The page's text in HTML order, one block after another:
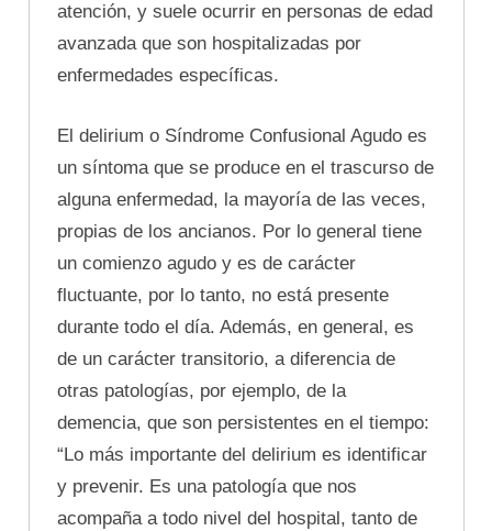
atención, y suele ocurrir en personas de edad
avanzada que son hospitalizadas por
enfermedades específicas.
El delirium o Síndrome Confusional Agudo es
un síntoma que se produce en el trascurso de
alguna enfermedad, la mayoría de las veces,
propias de los ancianos. Por lo general tiene
un comienzo agudo y es de carácter
fluctuante, por lo tanto, no está presente
durante todo el día. Además, en general, es
de un carácter transitorio, a diferencia de
otras patologías, por ejemplo, de la
demencia, que son persistentes en el tiempo:
“Lo más importante del delirium es identificar
y prevenir. Es una patología que nos
acompaña a todo nivel del hospital, tanto de